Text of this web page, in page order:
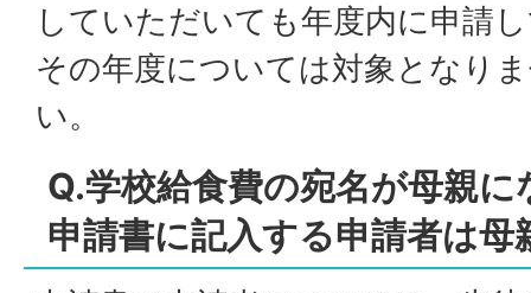
していただいても年度内に申請
その年度については対象となり
い。
Q.学校給食費の宛名が母親
申請書に記入する申請者は母